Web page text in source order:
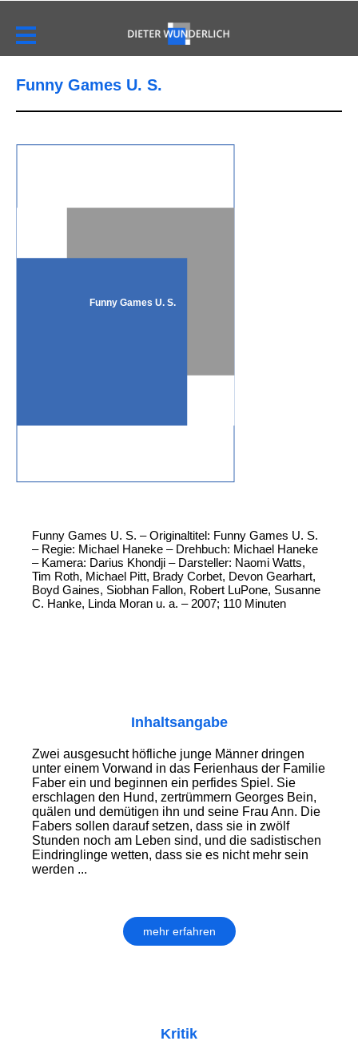
Funny Games U. S.
Funny Games U. S.
Funny Games U. S. – Originaltitel: Funny Games U. S.
– Regie: Michael Haneke – Drehbuch: Michael Haneke
– Kamera: Darius Khondji – Darsteller: Naomi Watts,
Tim Roth, Michael Pitt, Brady Corbet, Devon Gearhart,
Boyd Gaines, Siobhan Fallon, Robert LuPone, Susanne
C. Hanke, Linda Moran u. a. – 2007; 110 Minuten
Inhaltsangabe
Zwei ausgesucht höfliche junge Männer dringen
unter einem Vorwand in das Ferienhaus der Familie
Faber ein und beginnen ein perfides Spiel. Sie
erschlagen den Hund, zertrümmern Georges Bein,
quälen und demütigen ihn und seine Frau Ann. Die
Fabers sollen darauf setzen, dass sie in zwölf
Stunden noch am Leben sind, und die sadistischen
Eindringlinge wetten, dass sie es nicht mehr sein
werden ...
mehr erfahren
Kritik